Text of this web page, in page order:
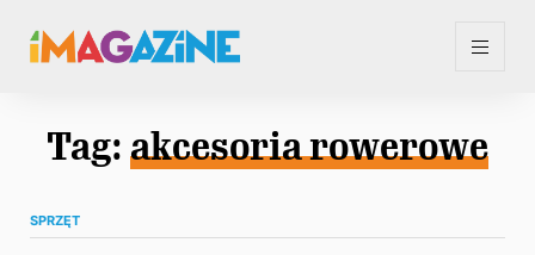
Tag: akcesoria rowerowe
SPRZĘT